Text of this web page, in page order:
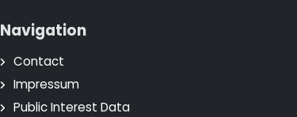
Navigation
Contact
Impressum
Public Interest Data